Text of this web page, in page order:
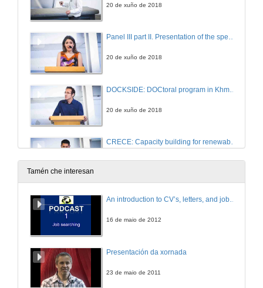
20 de xuño de 2018
Panel III part II. Presentation of the speakers
20 de xuño de 2018
20 de xuño de 2018
CRECE: Capacity building for renewable energy planning in Cuban higher education institutions
20 de xuño de 2018
Tamén che interesan
An introduction to CV’s, letters, and job searching
16 de maio de 2012
Presentación da xornada
23 de maio de 2011